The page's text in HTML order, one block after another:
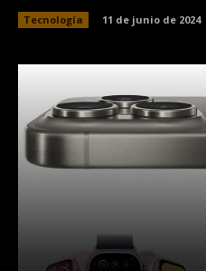
Tecnología 11 de junio de 2024